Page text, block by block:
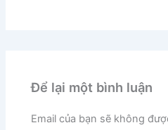
Để lại một bình luận
Email của bạn sẽ không